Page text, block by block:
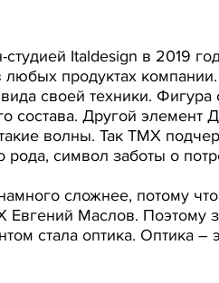
Italdesign в 2019
любых продуктах
своей техники.
состава. Другой
волны. Так ТМХ
символ заботы о
сложнее, потому
Маслов. Поэтому
стала оптика. Оптика –